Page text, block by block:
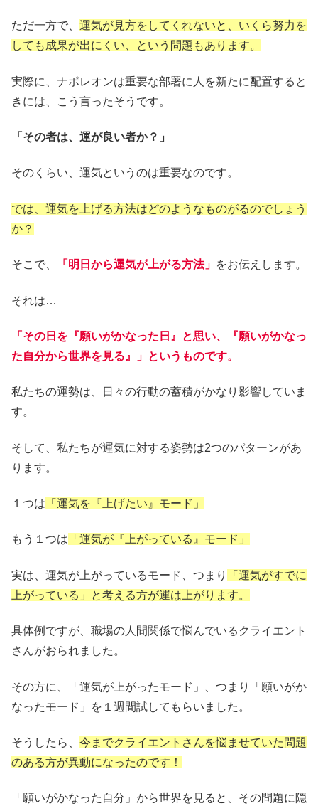
ただ一方で、 運気が見方をしてくれないと、いくら努力を
しても成果が出にくい、という問題もあります。
実際に、ナポレオンは重要な部署に人を新たに配置すると
きには、こう言ったそうです。
「その者は、運が良い者か？」
そのくらい、運気というのは重要なのです。
では、運気を上げる方法はどのようなものがるのでしょう
か？
そこで、 「明日から運気が上がる方法」 をお伝えします。
それは…
「その日を『願いがかなった日』と思い、『願いがかなっ
た自分から世界を見る』」というものです。
私たちの運勢は、日々の行動の蓄積がかなり影響していま
す。
そして、私たちが運気に対する姿勢は2つのパターンがあ
ります。
１つは 「運気を『上げたい』モード」
もう１つは 「運気が『上がっている』モード」
実は、運気が上がっているモード、つまり
「運気がすでに
上がっている」と考える方が運は上がります。
具体例ですが、職場の人間関係で悩んでいるクライエント
さんがおられました。
その方に、「運気が上がったモード」、つまり「願いがか
なったモード」を１週間試してもらいました。
そうしたら、 今までクライエントさんを悩ませていた問題
のある方が異動になったのです！
「願いがかなった自分」から世界を見ると、その問題に隠